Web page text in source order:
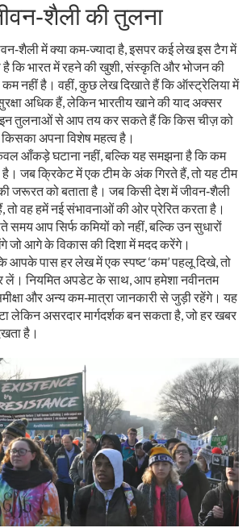
की तुलना
में क्या कम‑ज्यादा है, इसपर कई लेख इस टैग में
है कि भारत में रहने की खुशी, संस्कृति और भोजन की
कम नहीं है। वहीं, कुछ लेख दिखाते हैं कि ऑस्ट्रेलिया में
अधिक हैं, लेकिन भारतीय खाने की याद अक्सर
इन तुलनाओं से आप तय कर सकते हैं कि किस चीज़ को
अपना विशेष महत्व है।
केवल आँकड़े घटाना नहीं, बल्कि यह समझना है कि कम
है। जब क्रिकेट में एक टीम के अंक गिरते हैं, तो यह टीम
जरूरत को बताता है। जब किसी देश में जीवन‑शैली
वह हमें नई संभावनाओं की ओर प्रेरित करता है।
समय आप सिर्फ कमियों को नहीं, बल्कि उन सुधारों
जो आगे के विकास की दिशा में मदद करेंगे।
आपके पास हर लेख में एक स्पष्ट ‘कम’ पहलू दिखे, तो
लें। नियमित अपडेट के साथ, आप हमेशा नवीनतम
और अन्य कम‑मात्रा जानकारी से जुड़ी रहेंगे। यह
लेकिन असरदार मार्गदर्शक बन सकता है, जो हर खबर
है।